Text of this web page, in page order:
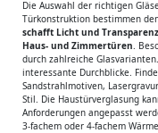
Die Auswahl der richtigen
Türkonstruktion bestimmen
schafft Licht und
Haus- und Zimmertüren.
durch zahlreiche
interessante Durchblicke.
Sandstrahlmotiven,
Stil. Die Haustürverglasung
Anforderungen angepasst
3-fachem oder 4-fachem